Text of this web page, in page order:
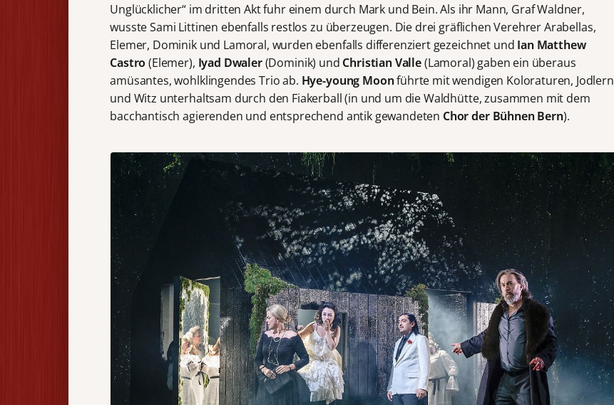
Unglücklicher“ im dritten Akt fuhr einem durch Mark und Bein. Als ihr Mann, Graf Waldner,
wusste Sami Littinen ebenfalls restlos zu überzeugen. Die drei gräflichen Verehrer Arabellas,
Elemer, Dominik und Lamoral, wurden ebenfalls differenziert gezeichnet und Ian Matthew
Castro (Elemer), Iyad Dwaler(Dominik) und Christian Valle(Lamoral) gaben ein überaus
amüsantes, wohlklingendes Trio ab. Hye-young Moonführte mit wendigen Koloraturen, Jodlern
und Witz unterhaltsam durch den Fiakerball (in und um die Waldhütte, zusammen mit dem
bacchantisch agierenden und entsprechend antik gewandeten Chor der Bühnen Bern).